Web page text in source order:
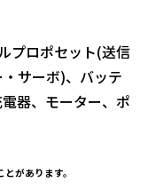
プロポセット(送信
サーボ)、バッテ
器、モーター、ポ
があります。